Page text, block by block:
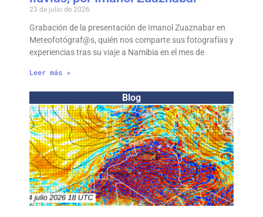
23 de julio de 2026
Grabación de la presentación de Imanol Zuaznabar en
Meteofotógraf@s, quién nos comparte sus fotografías y
experiencias tras su viaje a Namibia en el mes de
Leer más »
Blog